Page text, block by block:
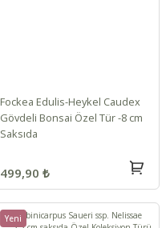
Fockea Edulis-Heykel Caudex
Gövdeli Bonsai Özel Tür -8 cm
Saksıda
499,90 ₺
Yeni